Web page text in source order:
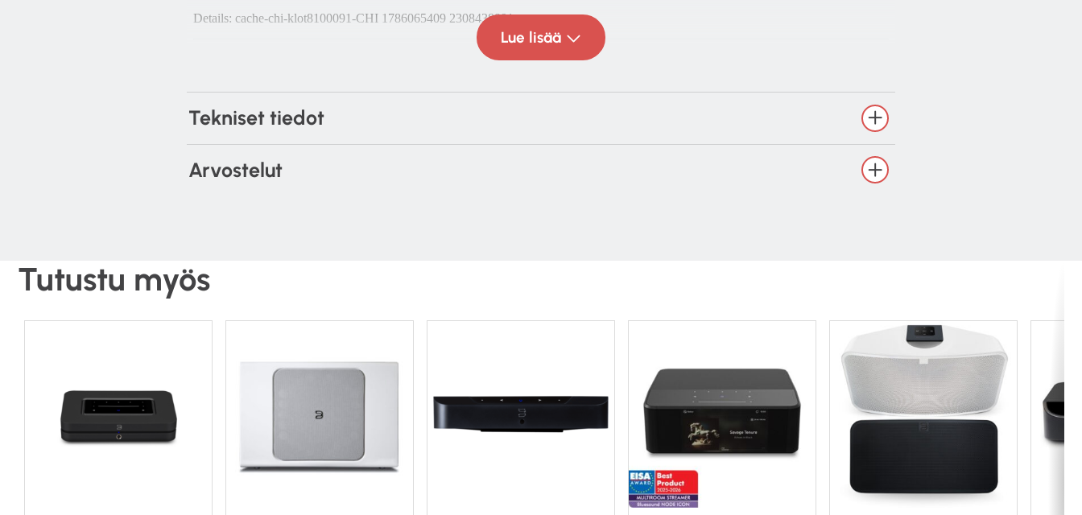
Bluesound POWERNODE (2021)
Bluesound POWERNODE on modernin kuuntelijan unelma: yhdistelmä hifi-tasoista ääntä ja nykyaikaisia
verkkotoimintoja. Se toimii sekä stereovahvistimena että suoratoistosoittimena, ja se on suunniteltu
ajattomaan, siroon koteloon, joka sopii mihin tahansa tilaan. Sen tehokas 2 x 80 watin vahvistin ohjaa
Lue lisää
Tekniset tiedot
Arvostelut
Tutustu myös